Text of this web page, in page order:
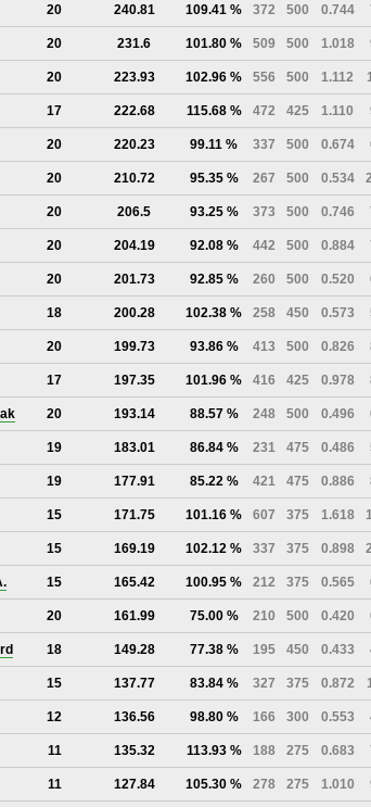
20 240.81 109.41 % 372 500 0.744
20 231.6 101.80 % 509 500 1.018
20 223.93 102.96 % 556 500 1.112
17 222.68 115.68 % 472 425 1.110
20 220.23 99.11 % 337 500 0.674
20 210.72 95.35 % 267 500 0.534
20 206.5 93.25 % 373 500 0.746
20 204.19 92.08 % 442 500 0.884
20 201.73 92.85 % 260 500 0.520
18 200.28 102.38 % 258 450 0.573
20 199.73 93.86 % 413 500 0.826
17 197.35 101.96 % 416 425 0.978
20 193.14 88.57 % 248 500 0.496
19 183.01 86.84 % 231 475 0.486
19 177.91 85.22 % 421 475 0.886
15 171.75 101.16 % 607 375 1.618
15 169.19 102.12 % 337 375 0.898
15 165.42 100.95 % 212 375 0.565
20 161.99 75.00 % 210 500 0.420
18 149.28 77.38 % 195 450 0.433
15 137.77 83.84 % 327 375 0.872
12 136.56 98.80 % 166 300 0.553
11 135.32 113.93 % 188 275 0.683
11 127.84 105.30 % 278 275 1.010